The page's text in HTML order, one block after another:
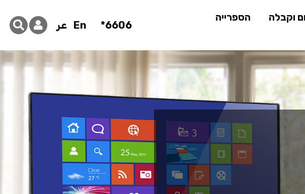
וקבלה
הספרייה
6606*
En عر